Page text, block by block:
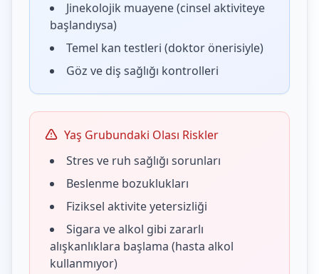
Jinekolojik muayene (cinsel aktiviteye
başlandıysa)
Temel kan testleri (doktor önerisiyle)
Göz ve diş sağlığı kontrolleri
Yaş Grubundaki Olası Riskler
Stres ve ruh sağlığı sorunları
Beslenme bozuklukları
Fiziksel aktivite yetersizliği
Sigara ve alkol gibi zararlı
alışkanlıklara başlama (hasta alkol
kullanmıyor)